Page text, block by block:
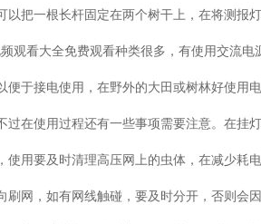
把一根长杆固定在两个树干上，在将测报
观看大全免费观看种类很多，有使用交流电
于接电使用，在野外的大田或树林好使用
在使用过程还有一些事项需要注意。在挂
用要及时清理高压网上的虫体，在减少耗
网，如有网线触碰，要及时分开，否则会